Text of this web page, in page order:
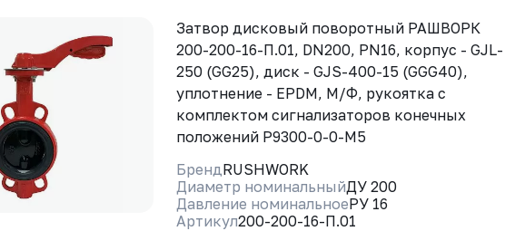
Затвор дисковый поворотный РАШВОРК
200-200-16-П.01, DN200, PN16, корпус - GJL-
250 (GG25), диск - GJS-400-15 (GGG40),
уплотнение - EPDM, М/Ф, рукоятка с
комплектом сигнализаторов конечных
положений Р9300-0-0-М5
БрендRUSHWORK
Диаметр номинальныйДУ 200
Давление номинальноеРУ 16
Артикул200-200-16-П.01